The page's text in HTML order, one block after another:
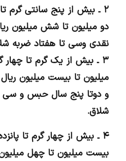
۲ ـ بیش از پنج سانتی گرم
دو میلیون تا شش میلیون
نقدی وسی تا هفتاد ضربه
۳ ـ بیش از یک گرم تا
میلیون تا بیست میلیون
و دوتا پنج سال حبس و سی
شلاق.
۴ ـ بیش از چهار گرم تا
بیست میلیون تا چهل